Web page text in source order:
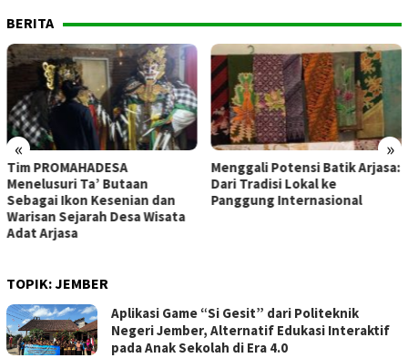
BERITA
« »
Menggali Potensi Batik Arjasa:
Dari Tradisi Lokal ke
Panggung Internasional
Daurah Ad-Du’at Asy-Syabab
Perkuat Kompetensi Da’i
Muda Se-Jawa Timur
TOPIK:JEMBER
Aplikasi Game “Si Gesit” dari Politeknik
Negeri Jember, Alternatif Edukasi Interaktif
pada Anak Sekolah di Era 4.0